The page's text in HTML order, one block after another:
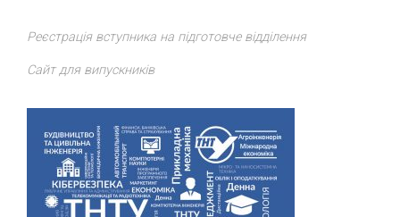
Реєстрація вступника на підготовче відділення
Сайт для випускників